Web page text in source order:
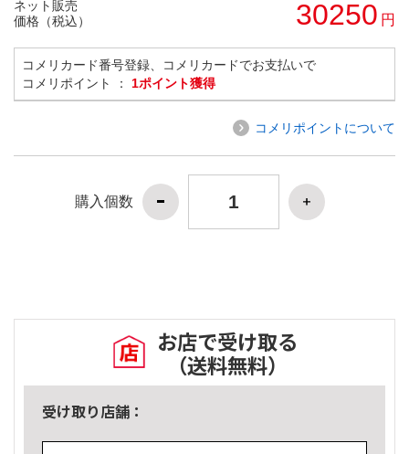
ネット販売
価格（税込）
30250 円
コメリカード番号登録、コメリカードでお支払いで
コメリポイント ： 1ポイント獲得
コメリポイントについて
購入個数
お店で受け取る
（送料無料）
受け取り店舗：